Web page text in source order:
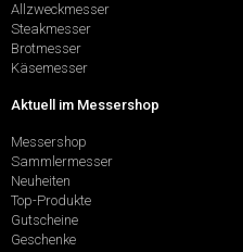
Allzweckmesser
Steakmesser
Brotmesser
Käsemesser
Aktuell im Messershop
Messershop
Sammlermesser
Neuheiten
Top-Produkte
Gutscheine
Geschenke